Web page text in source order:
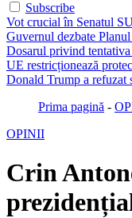
Subscribe
Vot crucial în Senatul
Guvernul dezbate
Dosarul privind
UE restricționează
Donald Trump a refuzat
Prima pagină -
OPINII
Crin